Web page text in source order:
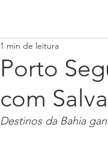
Porto
com
1 min de leitura
Destinos da Bahia